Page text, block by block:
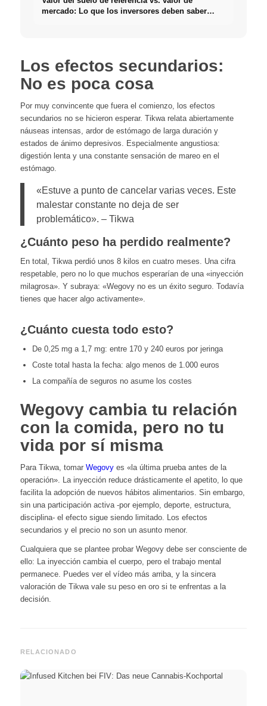
mercado: Lo que los inversores deben saber
Los efectos secundarios:
No es poca cosa
Por muy convincente que fuera el comienzo, los efectos
secundarios no se hicieron esperar. Tikwa relata abiertamente
náuseas intensas, ardor de estómago de larga duración y
estados de ánimo depresivos. Especialmente angustiosa:
digestión lenta y una constante sensación de mareo en el
estómago.
«Estuve a punto de cancelar varias veces. Este
malestar constante no deja de ser
problemático». – Tikwa
¿Cuánto peso ha perdido realmente?
En total, Tikwa perdió unos 8 kilos en cuatro meses. Una cifra
respetable, pero no lo que muchos esperarían de una «inyección
milagrosa». Y subraya: «Wegovy no es un éxito seguro. Todavía
tienes que hacer algo activamente».
¿Cuánto cuesta todo esto?
De 0,25 mg a 1,7 mg: entre 170 y 240 euros por jeringa
Coste total hasta la fecha: algo menos de 1.000 euros
La compañía de seguros no asume los costes
Wegovy cambia tu relación
con la comida, pero no tu
vida por sí misma
Para Tikwa, tomar Wegovyes «la última prueba antes de la
operación». La inyección reduce drásticamente el apetito, lo que
facilita la adopción de nuevos hábitos alimentarios. Sin embargo,
sin una participación activa -por ejemplo, deporte, estructura,
disciplina- el efecto sigue siendo limitado. Los efectos
secundarios y el precio no son un asunto menor.
Cualquiera que se plantee probar Wegovy debe ser consciente de
ello: La inyección cambia el cuerpo, pero el trabajo mental
permanece. Puedes ver el vídeo más arriba, y la sincera
valoración de Tikwa vale su peso en oro si te enfrentas a la
decisión.
RELACIONADO